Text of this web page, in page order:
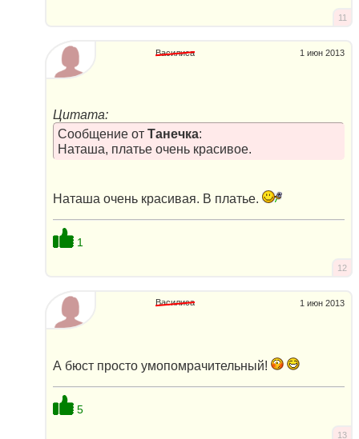
11
1 июн 2013
Василиса
Цитата:
Сообщение от Танечка:
Наташа, платье очень красивое.
Наташа очень красивая. В платье.
1
12
1 июн 2013
Василиса
А бюст просто умопомрачительный!
5
13